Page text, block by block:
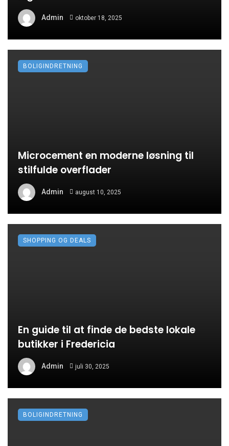
Admin oktober 18, 2025
Microcement en moderne løsning til
stilfulde overflader
Admin august 10, 2025
BOLIGINDRETNING
En guide til at finde de bedste lokale
butikker i Fredericia
Admin juli 30, 2025
SHOPPING OG DEALS
BOLIGINDRETNING